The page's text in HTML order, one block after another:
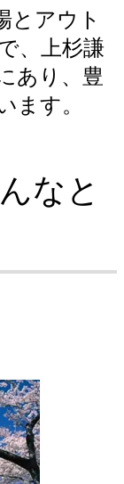
とアウト
、上杉謙
あり、豊
ます。
なと